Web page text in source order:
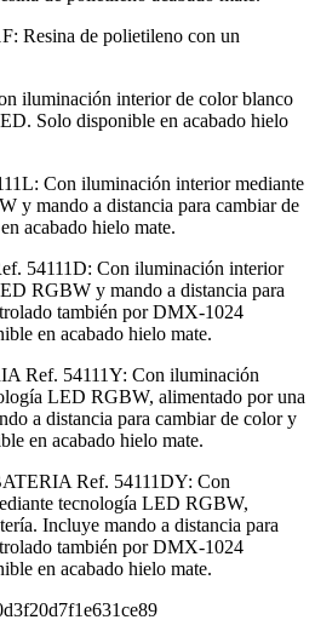
Resina de polietileno con un
iluminación interior de color blanco
Solo disponible en acabado hielo
Con iluminación interior mediante
y mando a distancia para cambiar de
acabado hielo mate.
54111D: Con iluminación interior
RGBW y mando a distancia para
también por DMX-1024
en acabado hielo mate.
Ref. 54111Y: Con iluminación
LED RGBW, alimentado por una
a distancia para cambiar de color y
en acabado hielo mate.
Ref. 54111DY: Con
tecnología LED RGBW,
Incluye mando a distancia para
también por DMX-1024
en acabado hielo mate.